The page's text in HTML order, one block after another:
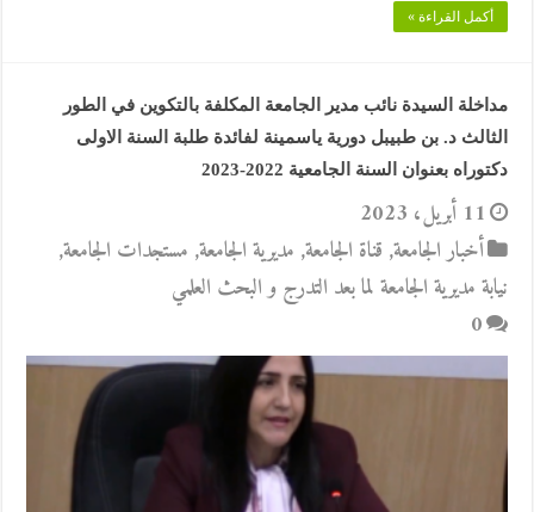
أكمل القراءة »
مداخلة السيدة نائب مدير الجامعة المكلفة بالتكوين في الطور
الثالث د. بن طبيبل دورية ياسمينة لفائدة طلبة السنة الاولى
دكتوراه بعنوان السنة الجامعية 2022-2023
11 أبريل، 2023
أخبار الجامعة, قناة الجامعة, مديرية الجامعة, مستجدات الجامعة,
نيابة مديرية الجامعة لما بعد التدرج و البحث العلمي
0